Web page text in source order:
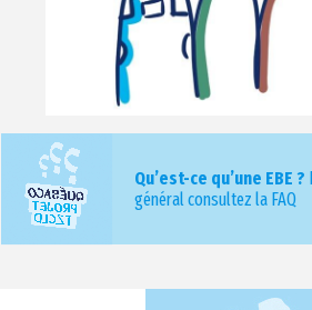
Qu’est-ce qu’une EBE ?
général consultez la FAQ